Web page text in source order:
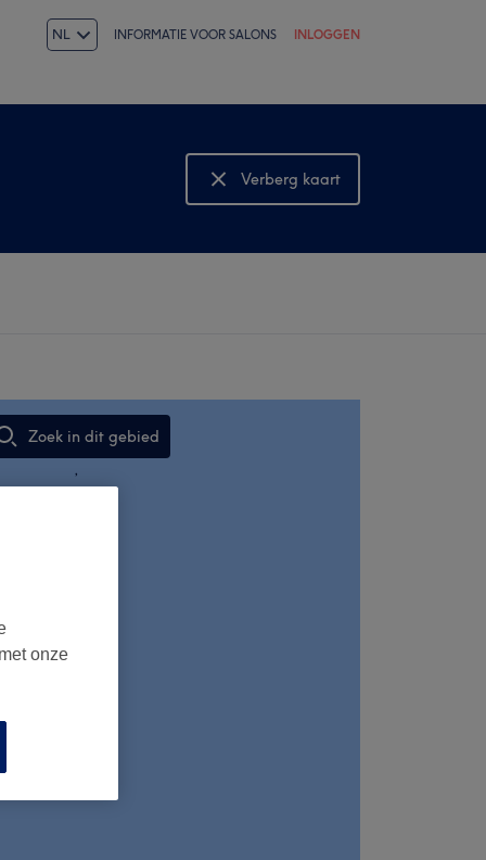
NL INFORMATIE VOOR SALONS INLOGGEN
Verberg kaart
Bekijk kaart
Zoek in dit gebied
,
onze